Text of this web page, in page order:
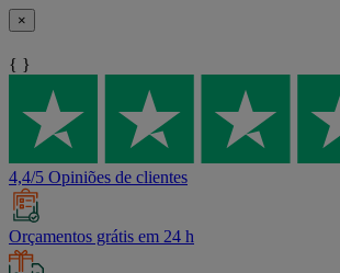
×
{ }
4,4/5 Opiniões de clientes
Orçamentos grátis em 24 h